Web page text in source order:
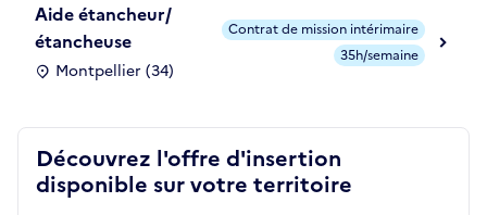
Aide étancheur/
étancheuse
Montpellier (34)
Contrat de mission intérimaire
35h/semaine
Découvrez l'offre d'insertion
disponible sur votre territoire